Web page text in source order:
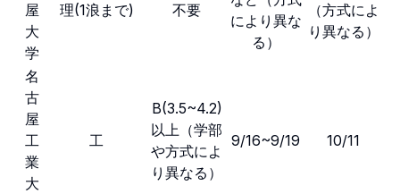
屋
大
学
理(1浪まで) 不要
により異な
る）
（方式によ
り異なる）
名
古
屋
工
業
大
工
B(3.5~4.2)
以上（学部
や方式によ
り異なる）
9/16~9/19 10/11